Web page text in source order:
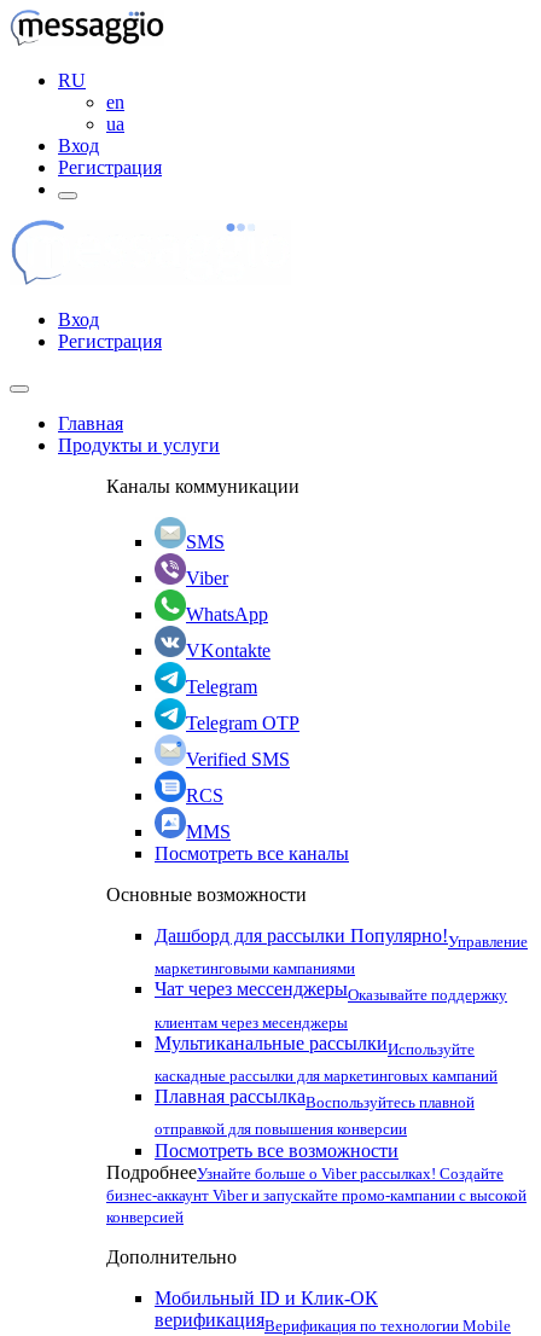
RU
en
ua
Вход
Регистрация
Вход
Регистрация
Главная
Продукты и услуги
Каналы коммуникации
SMS
Viber
WhatsApp
VKontakte
Telegram
Telegram OTP
Verified SMS
RCS
MMS
Посмотреть все каналы
Основные возможности
Дашборд для рассылки Популярно!Управление
маркетинговыми кампаниями
Чат через мессенджерыОказывайте поддержку
клиентам через месенджеры
Мультиканальные рассылкиИспользуйте
каскадные рассылки для маркетинговых кампаний
Плавная рассылкаВоспользуйтесь плавной
отправкой для повышения конверсии
Посмотреть все возможности
ПодробнееУзнайте больше о Viber рассылках! Создайте
бизнес-аккаунт Viber и запускайте промо-кампании с высокой
конверсией
Дополнительно
Мобильный ID и Клик-ОК
верификацияВерификация по технологии Mobile